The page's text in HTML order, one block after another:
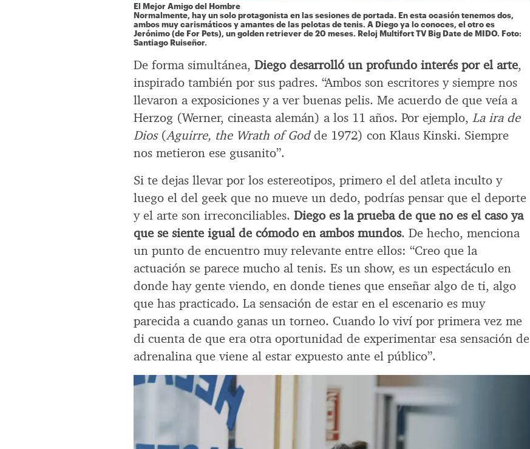
El Mejor Amigo del Hombre
Normalmente, hay un solo protagonista en las sesiones de portada. En esta ocasión tenemos dos,
ambos muy carismáticos y amantes de las pelotas de tenis. A Diego ya lo conoces, el otro es
Jerónimo (de For Pets), un golden retriever de 20 meses. Reloj Multifort TV Big Date de MIDO. Foto:
Santiago Ruiseñor.
De forma simultánea,Diego desarrolló un profundo interés por el arte,
inspirado también por sus padres. “Ambos son escritores y siempre nos
llevaron a exposiciones y a ver buenas pelis. Me acuerdo de que veía a
Herzog (Werner, cineasta alemán) a los 11 años. Por ejemplo,La ira de
Dios(Aguirre, the Wrath of Godde 1972) con Klaus Kinski. Siempre
nos metieron ese gusanito”.
Si te dejas llevar por los estereotipos, primero el del atleta inculto y
luego el del geek que no mueve un dedo, podrías pensar que el deporte
y el arte son irreconciliables.Diego es la prueba de que no es el caso ya
que se siente igual de cómodo en ambos mundos. De hecho, menciona
un punto de encuentro muy relevante entre ellos: “Creo que la
actuación se parece mucho al tenis. Es un show, es un espectáculo en
donde hay gente viendo, en donde tienes que enseñar algo de ti, algo
que has practicado. La sensación de estar en el escenario es muy
parecida a cuando ganas un torneo. Cuando lo viví por primera vez me
di cuenta de que era otra oportunidad de experimentar esa sensación de
adrenalina que viene al estar expuesto ante el público”.